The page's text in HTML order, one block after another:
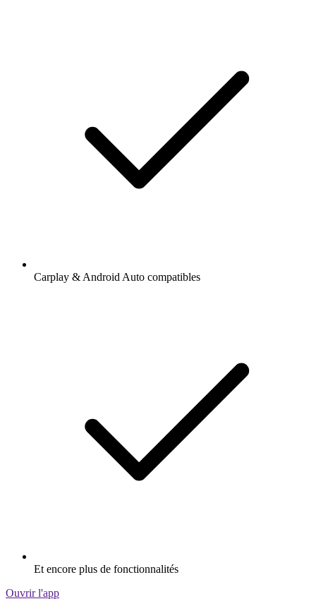
Carplay & Android Auto compatibles
Et encore plus de fonctionnalités
Ouvrir l'app